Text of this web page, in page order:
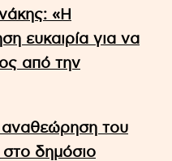
«Η
ευκαιρία για να
από την
του
στο δημόσιο